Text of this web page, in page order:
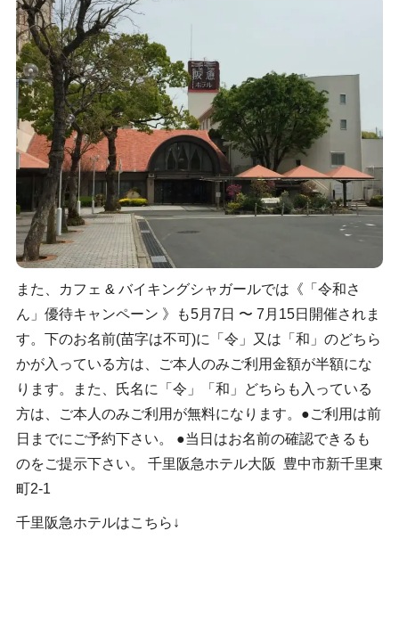
また、カフェ & バイキングシャガールでは《「令和さ
ん」優待キャンペーン 》も5月7日 〜 7月15日開催されま
す。下のお名前(苗字は不可)に「令」又は「和」のどちら
かが入っている方は、ご本人のみご利用金額が半額にな
ります。また、氏名に「令」「和」どちらも入っている
方は、ご本人のみご利用が無料になります。●ご利用は前
日までにご予約下さい。 ●当日はお名前の確認できるも
のをご提示下さい。 千里阪急ホテル大阪 豊中市新千里東
町2-1
千里阪急ホテルはこちら↓